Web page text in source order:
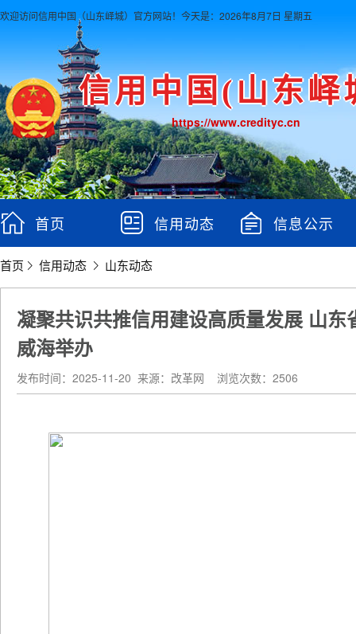
欢迎访问信用中国（山东峄城）官方网站！ 今天是：2026年8月7日 星期五
信用中国(山东峄
https://www.credityc.cn
首页 信用动态 信息公示
首页 信用动态 山东动态
凝聚共识共推信用建设高质量发展 山
威海举办
发布时间：2025-11-20 来源：改革网 浏览次数：2506